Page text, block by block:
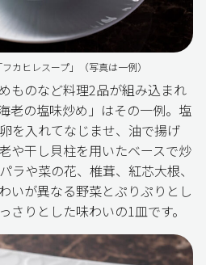
カヒレスープ」（写真は一例）
ものなど料理2品が組み込まれ
老の塩味炒め」はその一例。塩
を入れてなじませ、油で揚げ
や干し貝柱を用いたベースで炒
ラや菜の花、椎茸、紅芯大根、
いが異なる野菜とぷりぷりとし
さりとした味わいの1皿です。